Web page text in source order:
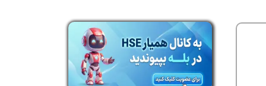
خروج از حساب
کاربری